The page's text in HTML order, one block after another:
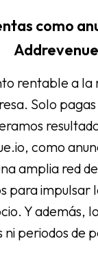
como
Addrevenue
rentable a la
Solo
como
amplia red
para impulsar
Y además,
ni periodos de